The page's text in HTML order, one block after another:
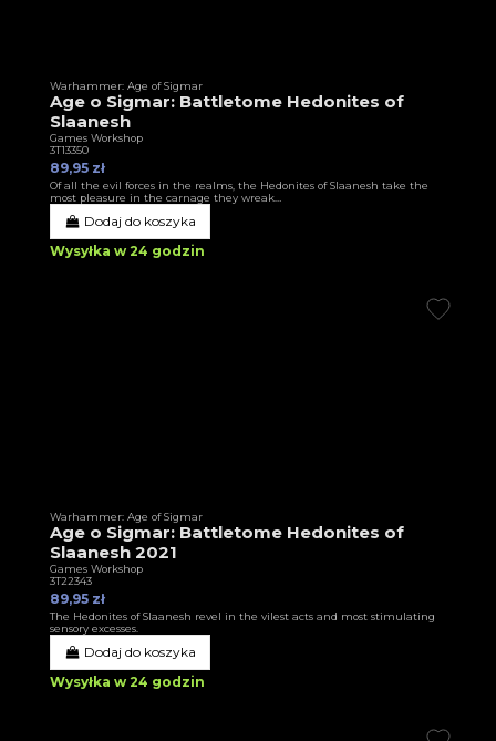
Warhammer: Age of Sigmar
Age o Sigmar: Battletome Hedonites of
Slaanesh
Games Workshop
3T13350
89,95 zł
Of all the evil forces in the realms, the Hedonites of Slaanesh take the
most pleasure in the carnage they wreak…
Dodaj do koszyka
Wysyłka w 24 godzin
Warhammer: Age of Sigmar
Age o Sigmar: Battletome Hedonites of
Slaanesh 2021
Games Workshop
3T22343
89,95 zł
The Hedonites of Slaanesh revel in the vilest acts and most stimulating
sensory excesses.
Dodaj do koszyka
Wysyłka w 24 godzin